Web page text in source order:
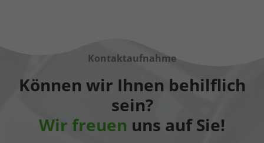
Kontaktaufnahme
Können wir Ihnen behilflich
sein?
Wir freuen uns auf Sie!